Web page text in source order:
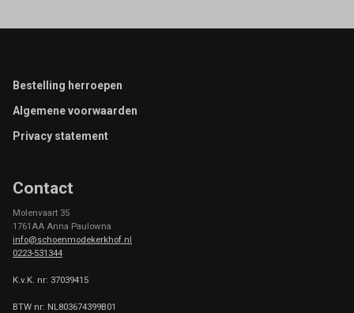
Footer
Bestelling herroepen
Algemene voorwaarden
Privacy statement
Contact
Molenvaart 35
1761AA Anna Paulowna
info@schoenmodekerkhof.nl
0223-531344
K.v.K. nr: 37039415
BTW nr: NL803674399B01